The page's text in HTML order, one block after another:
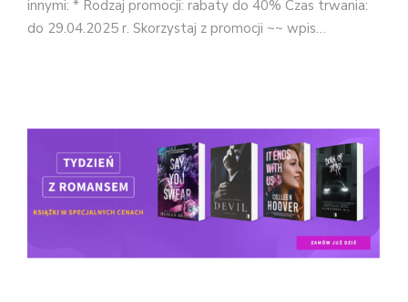
innymi: * Rodzaj promocji: rabaty do 40% Czas trwania:
do 29.04.2025 r. Skorzystaj z promocji ~~ wpis…